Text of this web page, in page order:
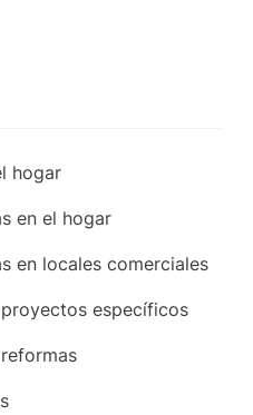
hogar
en el hogar
en locales comerciales
específicos